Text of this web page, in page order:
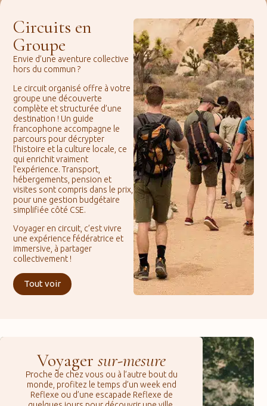
Circuits en
Groupe
Envie d’une aventure collective
hors du commun ?
Le circuit organisé offre à votre
groupe une découverte
complète et structurée d’une
destination ! Un guide
francophone accompagne le
parcours pour décrypter
l’histoire et la culture locale, ce
qui enrichit vraiment
l’expérience. Transport,
hébergements, pension et
visites sont compris dans le prix,
pour une gestion budgétaire
simplifiée côté CSE.
Voyager en circuit, c’est vivre
une expérience fédératrice et
immersive, à partager
collectivement !
Tout voir
Voyagersur-mesure
Proche de chez vous ou à l’autre bout du
monde, profitez le temps d’un week end
Reflexe ou d’une escapade Reflexe de